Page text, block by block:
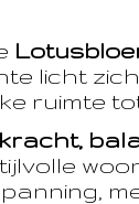
licht
ruimte